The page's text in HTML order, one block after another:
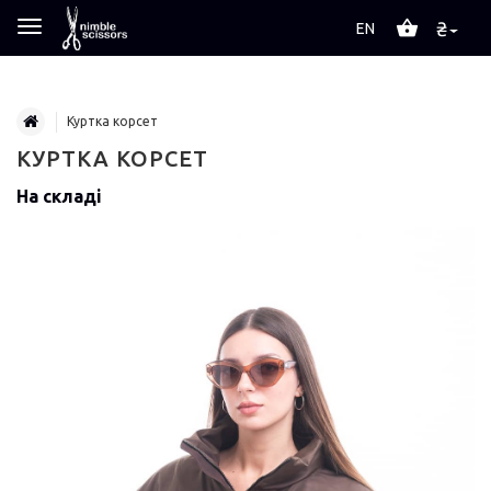
₴
EN
Куртка корсет
КУРТКА КОРСЕТ
На складі